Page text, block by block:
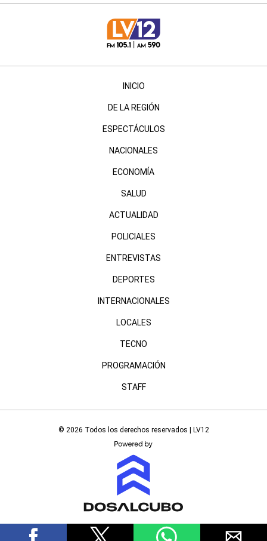
INICIO
DE LA REGIÓN
ESPECTÁCULOS
NACIONALES
ECONOMÍA
SALUD
ACTUALIDAD
POLICIALES
ENTREVISTAS
DEPORTES
INTERNACIONALES
LOCALES
TECNO
PROGRAMACIÓN
STAFF
© 2026 Todos los derechos reservados | LV12